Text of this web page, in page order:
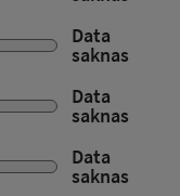
Data
saknas
Data
saknas
Data
saknas